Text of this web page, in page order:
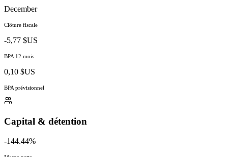
December
Clôture fiscale
-5,77 $US
BPA 12 mois
0,10 $US
BPA prévisionnel
Capital & détention
-144.44%